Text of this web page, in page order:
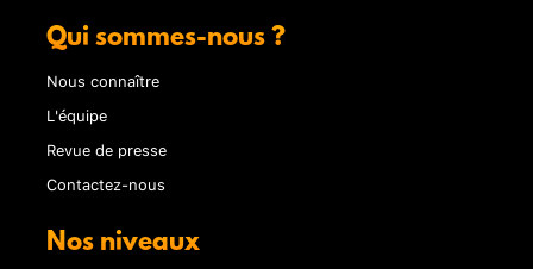
Qui sommes-nous ?
Nous connaître
L'équipe
Revue de presse
Contactez-nous
Nos niveaux